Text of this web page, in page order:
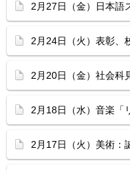
2月27日（金）日本語
2月24日（火）表彰、
2月20日（金）社会科
2月18日（水）音楽「
2月17日（火）美術：